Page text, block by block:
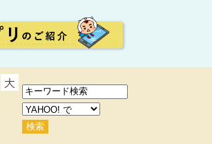
大